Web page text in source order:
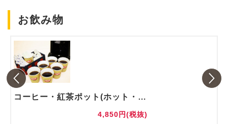
お飲み物
コーヒー・紅茶ポット(ホット・アイス)
4,850円(税抜)